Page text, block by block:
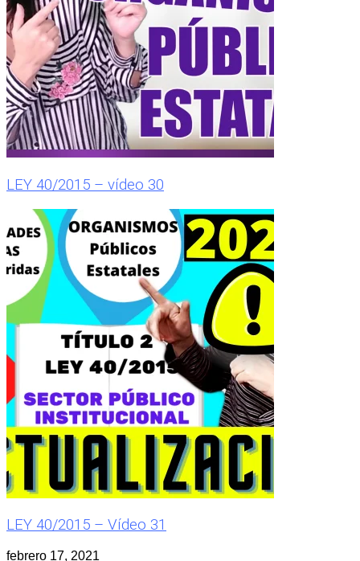
LEY 40/2015 – vídeo 30
LEY 40/2015 – Vídeo 31
febrero 17, 2021